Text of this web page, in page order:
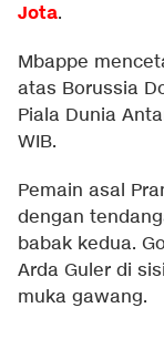
Jota.
Mbappe
atas Borussia
Piala Dunia
WIB.
Pemain asal
dengan
babak kedua.
Arda Guler di
muka gawang.